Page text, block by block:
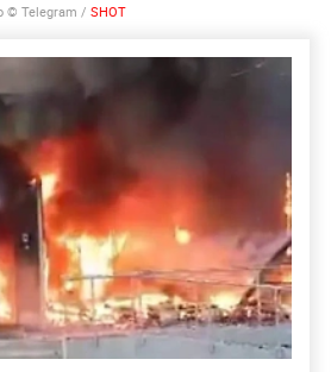
© Telegram / SHOT